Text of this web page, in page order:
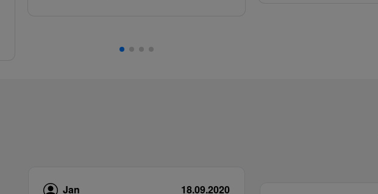
Jan 18.09.2020